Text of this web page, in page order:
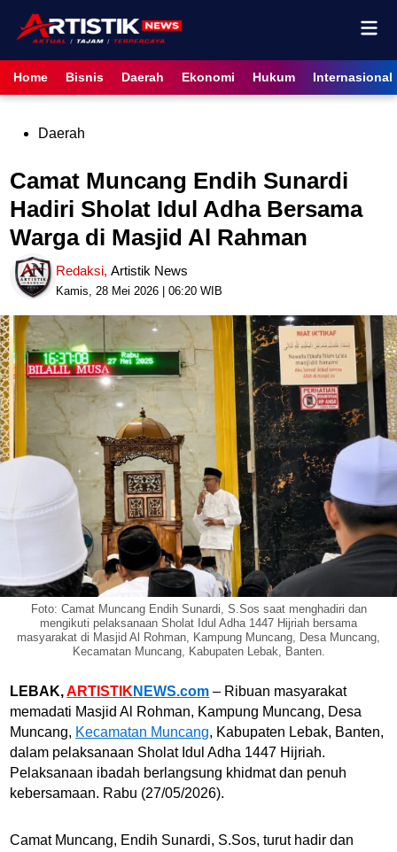
content
Home Bisnis Daerah Ekonomi Hukum Internasional
PostedDaerah
Camat Muncang Endih Sunardi
Hadiri Sholat Idul Adha Bersama
Warga di Masjid Al Rahman
Redaksi,Artistik News
Kamis, 28 Mei 2026 | 06:20 WIB
Foto: Camat Muncang Endih Sunardi, S.Sos saat menghadiri dan
mengikuti pelaksanaan Sholat Idul Adha 1447 Hijriah bersama
masyarakat di Masjid Al Rohman, Kampung Muncang, Desa Muncang,
Kecamatan Muncang, Kabupaten Lebak, Banten.
LEBAK,ARTISTIK NEWS.com – Ribuan masyarakat
memadati Masjid Al Rohman, Kampung Muncang, Desa
Muncang, Kecamatan Muncang, Kabupaten Lebak, Banten,
dalam pelaksanaan Sholat Idul Adha 1447 Hijriah.
Pelaksanaan ibadah berlangsung khidmat dan penuh
kebersamaan. Rabu (27/05/2026).
Camat Muncang, Endih Sunardi, S.Sos, turut hadir dan